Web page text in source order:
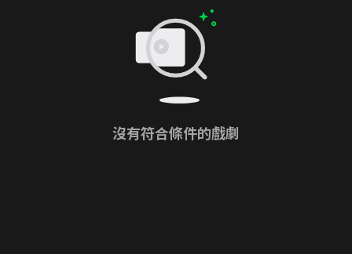
沒有符合條件的戲劇